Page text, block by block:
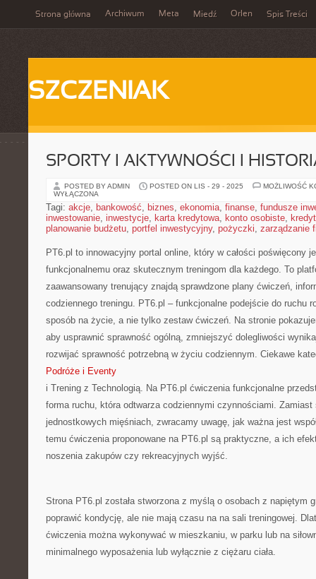
Strona główna Archiwum Meta Miedź Orlen Spis Treści
SZCZENIAK
SPORTY I AKTYWNOŚCI I
POSTED BY ADMIN POSTED ON LIS - 29 - 2025
MOŻLIWOŚĆ
WYŁĄCZONA
Tagi: akcje, bankowość, biznes, ekonomia, finanse, fundusze
inwestowanie, inwestycje, karta kredytowa, konto osobiste,
planowanie budżetu, portfel inwestycyjny, pożyczki, zarządzanie
PT6.pl to innowacyjny portal online, który w całości poświęcony
funkcjonalnemu oraz skutecznym treningom dla każdego. To
zaawansowany trenujący znajdą sprawdzone plany ćwiczeń,
codziennego treningu. PT6.pl – funkcjonalne podejście do ruchu
sposób na życie, a nie tylko zestaw ćwiczeń. Na stronie
aby usprawnić sprawność ogólną, zmniejszyć dolegliwości
rozwijać sprawność potrzebną w życiu codziennym. Ciekawe
Podróże i Eventy
i Trening z Technologią. Na PT6.pl ćwiczenia funkcjonalne
forma ruchu, która odtwarza codziennymi czynnościami.
jednostkowych mięśniach, zwracamy uwagę, jak ważna jest
temu ćwiczenia proponowane na PT6.pl są praktyczne, a ich
noszenia zakupów czy rekreacyjnych wyjść.
Strona PT6.pl została stworzona z myślą o osobach z napiętym
poprawić kondycję, ale nie mają czasu na na sali treningowej.
ćwiczenia można wykonywać w mieszkaniu, w parku lub na
minimalnego wyposażenia lub wyłącznie z ciężaru ciała.